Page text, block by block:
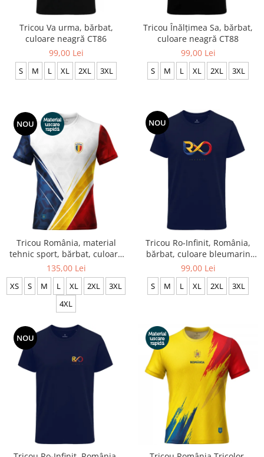
Accesorii
Colecții
România
Haine dacice
Simboluri tradiționale
Tricouri de poveste
Carduri Cadou
Colecții speciale
Tricouri Andra
Colecția Cucuteni Neamț
Tricou Va urma, bărbat,
culoare neagră CT86
99,00 Lei
S M L XL 2XL 3XL
Tricou Înălțimea Sa, bărbat,
culoare neagră CT88
99,00 Lei
S M L XL 2XL 3XL
NOU
Tricou România, material
tehnic sport, bărbat, culoare
albă, CS71
135,00 Lei
XS S M L XL 2XL
3XL
4XL
NOU
Tricou Ro-Infinit, România,
bărbat, culoare bleumarin
CRP124
99,00 Lei
S M L XL 2XL 3XL
NOU